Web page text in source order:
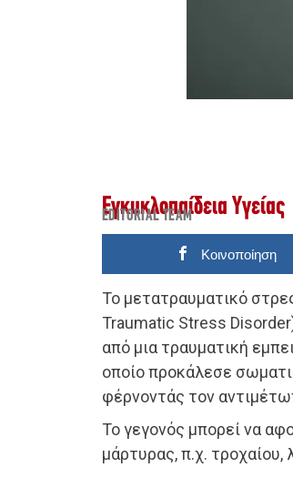
Εγκυκλοπαίδεια Υγείας
EDITORIAL TEAM
Κοινοποίηση
Το μετατραυματικό
Traumatic Stress
από μια τραυματική
οποίο προκάλεσε
φέρνοντάς τον
Το γεγονός μπορεί να
μάρτυρας, π.χ. τροχαίου,